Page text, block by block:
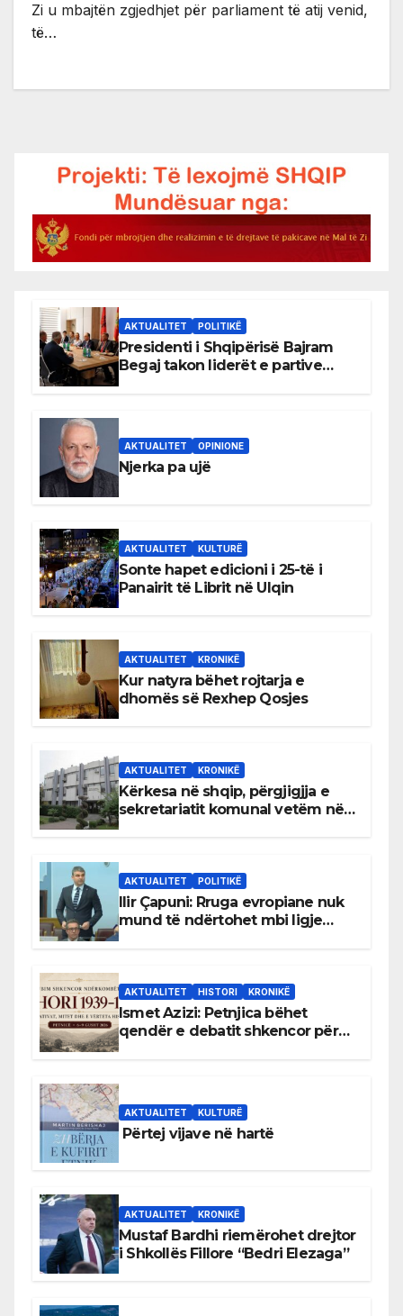
Zi u mbajtën zgjedhjet për parliament të atij venid,
të…
AKTUALITET POLITIKË
Presidenti i Shqipërisë Bajram
Begaj takon liderët e partive
AKTUALITET OPINIONE
Njerka pa ujë
AKTUALITET KULTURË
Sonte hapet edicioni i 25-të i
Panairit të Librit në Ulqin
AKTUALITET KRONIKË
Kur natyra bëhet rojtarja e
dhomës së Rexhep Qosjes
AKTUALITET KRONIKË
Kërkesa në shqip, përgjigjja e
sekretariatit komunal vetëm në
AKTUALITET POLITIKË
Ilir Çapuni: Rruga evropiane nuk
mund të ndërtohet mbi ligje
AKTUALITET HISTORI KRONIKË
Ismet Azizi: Petnjica bëhet
qendër e debatit shkencor për
AKTUALITET KULTURË
Përtej vijave në hartë
AKTUALITET KRONIKË
Mustaf Bardhi riemërohet drejtor
i Shkollës Fillore “Bedri Elezaga”